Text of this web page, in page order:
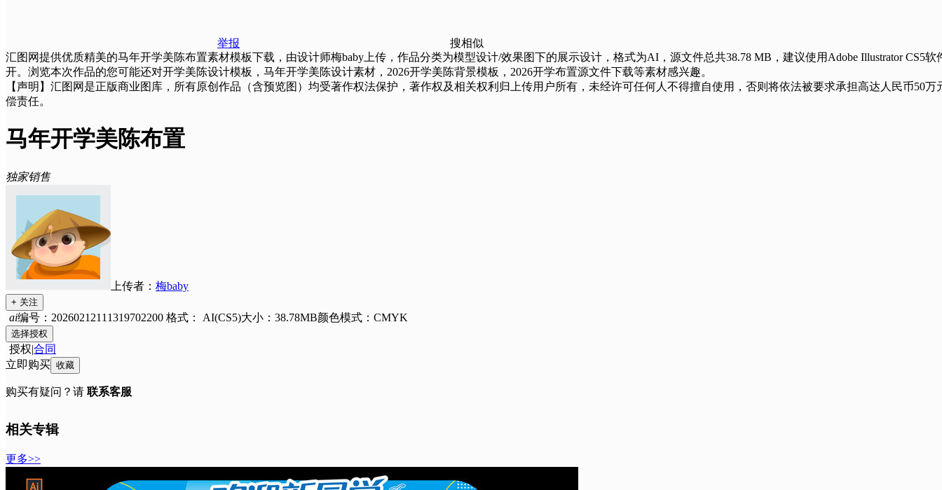
举报
搜相似
汇图网提供优质精美的马年开学美陈布置素材模板下载，由设计师梅baby上传，作品分类为模型设计/效果图下的展示设计，格式为AI，源文件总共38.78 MB，建议使用Adobe Illustrator CS5软
开。浏览本次作品的您可能还对开学美陈设计模板，马年开学美陈设计素材，2026开学美陈背景模板，2026开学布置源文件下载等素材感兴趣。
【声明】汇图网是正版商业图库，所有原创作品（含预览图）均受著作权法保护，著作权及相关权利归上传用户所有，未经许可任何人不得擅自使用，否则将依法被要求承担高达人民币50万
偿责任。
马年开学美陈布置
独家销售
上传者： 梅baby
+ 关注
编号：20260212111319702200 格式： AI(CS5)
ai 大小：38.78MB颜色模式：CMYK
选择授权
授权|合同
立即购买 收藏
购买有疑问？请 联系客服
相关专辑
更多>>